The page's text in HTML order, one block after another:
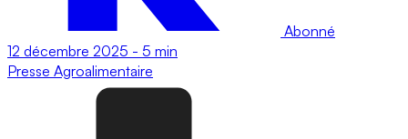
Abonné
12 décembre 2025 - 5 min
Presse Agroalimentaire